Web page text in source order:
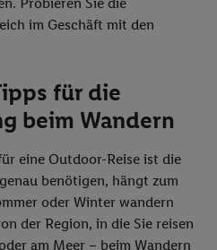
im Geschäft mit den
für die
beim Wandern
eine Outdoor-Reise ist die
benötigen, hängt zum
oder Winter wandern
der Region, in die Sie reisen
am Meer – beim Wandern